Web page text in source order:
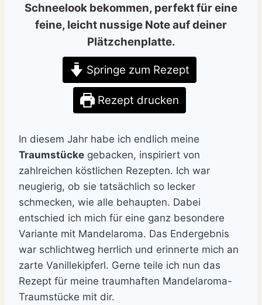
Schneelook bekommen, perfekt für eine
feine, leicht nussige Note auf deiner
Plätzchenplatte.
Springe zum Rezept
Rezept drucken
In diesem Jahr habe ich endlich meine
Traumstücke gebacken, inspiriert von
zahlreichen köstlichen Rezepten. Ich war
neugierig, ob sie tatsächlich so lecker
schmecken, wie alle behaupten. Dabei
entschied ich mich für eine ganz besondere
Variante mit Mandelaroma. Das Endergebnis
war schlichtweg herrlich und erinnerte mich an
zarte Vanillekipferl. Gerne teile ich nun das
Rezept für meine traumhaften Mandelaroma-
Traumstücke mit dir.